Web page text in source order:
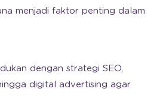
menjadi faktor penting dalam
dengan strategi SEO,
digital advertising agar